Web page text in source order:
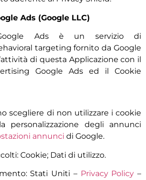
Ads (Google LLC)
Ads è un servizio di
targeting fornito da Google
di questa Applicazione con il
Google Ads ed il Cookie
scegliere di non utilizzare i cookie
personalizzazione degli annunci
annunci di Google.
Cookie; Dati di utilizzo.
Stati Uniti – Privacy Policy –